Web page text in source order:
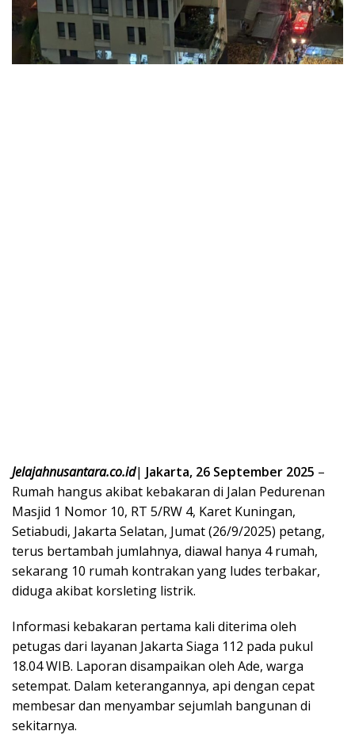
Jelajahnusantara.co.id| Jakarta, 26 September 2025 –
Rumah hangus akibat kebakaran di Jalan Pedurenan
Masjid 1 Nomor 10, RT 5/RW 4, Karet Kuningan,
Setiabudi, Jakarta Selatan, Jumat (26/9/2025) petang,
terus bertambah jumlahnya, diawal hanya 4 rumah,
sekarang 10 rumah kontrakan yang ludes terbakar,
diduga akibat korsleting listrik.
Informasi kebakaran pertama kali diterima oleh
petugas dari layanan Jakarta Siaga 112 pada pukul
18.04 WIB. Laporan disampaikan oleh Ade, warga
setempat. Dalam keterangannya, api dengan cepat
membesar dan menyambar sejumlah bangunan di
sekitarnya.